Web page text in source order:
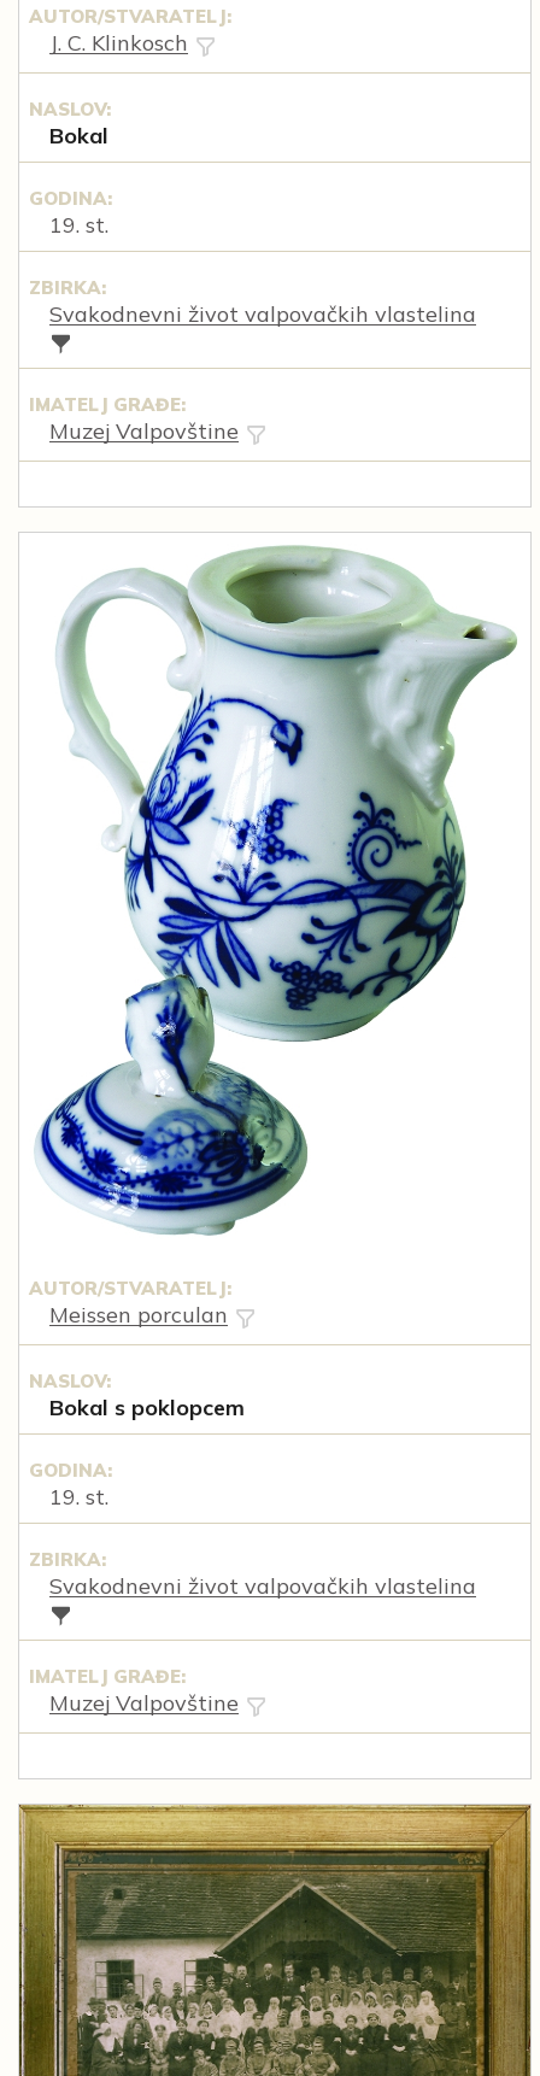
AUTOR/STVARATELJ:
J. C. Klinkosch
NASLOV:
Bokal
GODINA:
19. st.
ZBIRKA:
Svakodnevni život valpovačkih vlastelina
IMATELJ GRAĐE:
Muzej Valpovštine
AUTOR/STVARATELJ:
Meissen porculan
NASLOV:
Bokal s poklopcem
GODINA:
19. st.
ZBIRKA:
Svakodnevni život valpovačkih vlastelina
IMATELJ GRAĐE:
Muzej Valpovštine